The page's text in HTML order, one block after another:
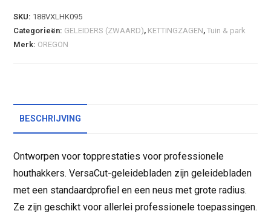
SKU: 188VXLHK095
Categorieën: GELEIDERS (ZWAARD), KETTINGZAGEN,Tuin & park
Merk: OREGON
BESCHRIJVING
Ontworpen voor topprestaties voor professionele
houthakkers. VersaCut-geleidebladen zijn geleidebladen
met een standaardprofiel en een neus met grote radius.
Ze zijn geschikt voor allerlei professionele toepassingen.